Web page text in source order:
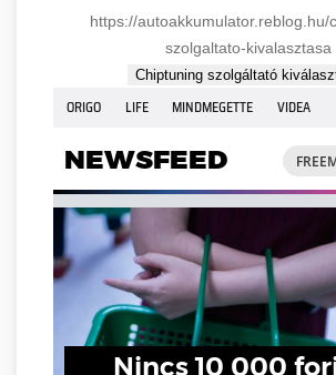
https://autoakkumulator.reblog.hu/
szolgaltato-kivalasztasa
Chiptuning szolgáltató